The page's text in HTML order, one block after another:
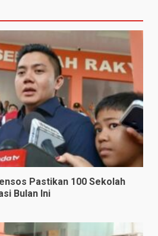
Pastikan 100 Sekolah
Bulan Ini